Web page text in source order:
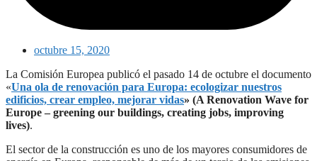
octubre 15, 2020
La Comisión Europea publicó el pasado 14 de octubre el documento
«Una ola de renovación para Europa: ecologizar nuestros
edificios, crear empleo, mejorar vidas» (A Renovation Wave for
Europe – greening our buildings, creating jobs, improving
lives).
El sector de la construcción es uno de los mayores consumidores de